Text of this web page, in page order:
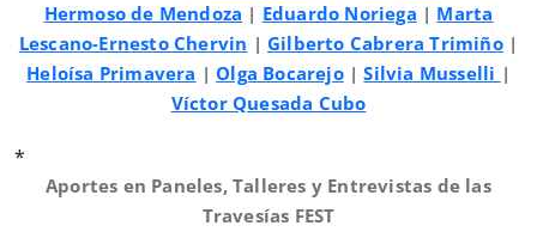
Hermoso de Mendoza | Eduardo Noriega | Marta
Lescano-Ernesto Chervin | Gilberto Cabrera Trimiño|
Heloísa Primavera |Olga Bocarejo|Silvia Musselli |
Víctor Quesada Cubo
*
Aportes en Paneles, Talleres y Entrevistas de las
Travesías FEST